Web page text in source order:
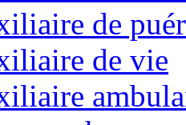
de
de vie